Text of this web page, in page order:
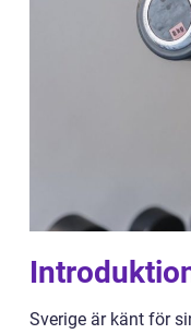
Sverige är känt för